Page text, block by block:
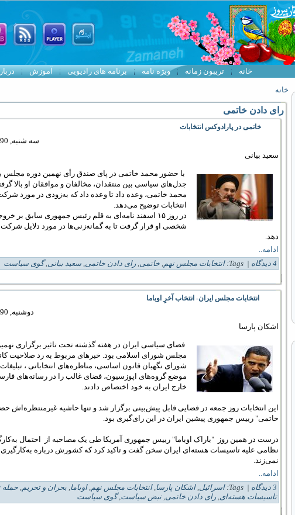
آموزش برنامه های رادیویی ویژه نامه تریبون زمانه خانه
خانه
رای دادن خاتمی
خاتمی در پارادوکس انتخابات
سه شنبه, 1390-12-16 23:25
سعید بیانی
با حضور محمد خاتمی در پای صندق رأی نهمین دوره مجلس
جدل‌های سیاسی بین منتقدان، مخالفان و موافقان او بالا
محمد خاتمی، وعده داد تا وعده داد که به‌زودی در مورد
انتخابات توضیح می‌دهد.
در روز ۱۵ اسفند نامه‌ای به قلم رئیس جمهوری سابق بر
شخصی او قرار گرفت تا به گمانه‌زنی‌ها در مورد دلایل
دهد.
ادامه..
4 دیدگاه
| Tags: انتخابات مجلس نهم, خاتمی, رای دادن خاتمی, سعید بیانی,گوی سیاست
انتخابات مجلس ایران- انتخاب آخرِ اوباما
دوشنبه, 1390-12-15 02:22
اشکان پارسا
فضای سیاسی ایران در هفته گذشته تحت تاثیر برگزاری
مجلس شورای اسلامی بود. خبر‌های مربوط به رد صلاحیت‌
شورای نگهبان قانون اساسی، مناظره‌های انتخاباتی ، تبلیغات
موضع گروه‌های اپوزسیون، فضای غالب را در رسانه‌های
خارج ایران به خود اختصاص دادند.
این انتخابات روز جمعه در فضایی قابل پیش‌بینی برگزار شد و تنها حاشیه غیرمنتظره‌اش
خاتمی" رییس جمهوری پیشین ایران در این رای‌گیری بود.
درست در همین روز "باراک اوباما" رییس جمهوری آمریکا طی یک مصاحبه از احتمال
نظامی علیه تاسیسات هسته‌ای ایران سخن گفت و تاکید کرد که کشورش درباره به‌کارگیری
نمی‌زند.
ادامه..
3 دیدگاه
| Tags: اسرائیل,اشکان پارسا,انتخابات مجلس نهم,اوباما, بحران و تحریم, حمله
تاسیسات هسته‌ای, رای دادن خاتمی, نبض سیاست,گوی سیاست